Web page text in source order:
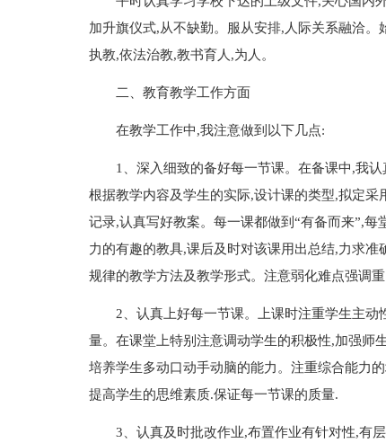
加升旗仪式,从不缺勤。服从安排,人际关系融洽
执教,依法治教,教书育人,为人。
二、教育教学工作方面
在教学工作中,我注意做到以下几点:
1、深入细致的备好每一节课。在备课中,我
根据教学内容及学生的实际,设计课的类型,拟定
记录,认真写好教案。每一课都做到“有备而来”,
力的有趣的教具,课后及时对该课用出总结,力求
规律的教学方法及教学形式。注意弱化难点强调
2、认真上好每一节课。上课时注重学生主
量。在课堂上特别注意调动学生的积极性,加强师
培养学生多动口动手动脑的能力。注重综合能力
提高学生的思维素质.保证每一节课的质量.
3、认真及时批改作业,布置作业有针对性,有